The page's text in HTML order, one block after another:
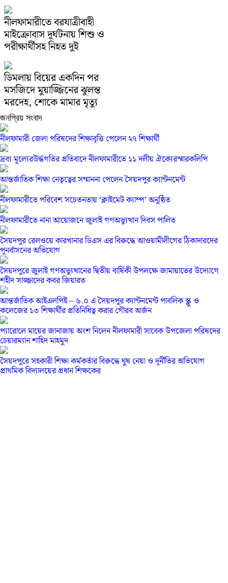
নীলফামারীতে বরযাত্রীবাহী
মাইক্রোবাস দূর্ঘটনায় শিশু ও
পরীক্ষার্থীসহ নিহত দুই
ডিমলায় বিয়ের একদিন পর
মসজিদে মুয়াজ্জিনের ঝুলন্ত
মরদেহ, শোকে মামার মৃত্যু
জনপ্রিয় সংবাদ
নীলফামারী জেলা পরিষদের শিক্ষাবৃত্তি পেলেন ২৭ শিক্ষার্থী
দ্রব্য মূল্যেরউর্দ্ধগতির প্রতিবাদে নীলফামারীতে ১১ দলীয় ঐক্যেরস্মারকলিপি
আন্তর্জাতিক শিক্ষা নেতৃত্বের সম্মাননা পেলেন সৈয়দপুর ক্যান্টনমেন্ট
নীলফামারীতে পরিবেশ সচেতনতায় ‘ক্লাইমেট ক্যাম্প’ অনুষ্ঠিত
নীলফামারীতে নানা আয়োজনে জুলাই গণঅভ্যুত্থান দিবস পালিত
সৈয়দপুর রেলওয়ে কারখানার ডিএস এর বিরুদ্ধে আওয়ামীলীগের ঠিকাদারদের
পূনর্বাসনের অভিযোগ
সৈয়দপুরে জুলাই গণঅভ্যুত্থানের দ্বিতীয় বার্ষিকী উপলক্ষে জামায়াতের উদ্যোগে
শহীদ সাজ্জাদের কবর জিয়ারত
আন্তর্জাতিক আইএলপিই – ৬.০ এ সৈয়দপুর ক্যান্টনমেন্ট পাবলিক স্ক্লু ও
কলেজের ১৩ শিক্ষার্থীর প্রতিনিধিত্ব করার গৌরব অর্জন
প্যারোলে মায়ের জানাজায় অংশ নিলেন নীলফামারী সাবেক উপজেলা পরিষদের
চেয়ারম্যান শাহিদ মাহমুদ
সৈয়দপুরে সহকারী শিক্ষা কর্মকর্তার বিরুদ্ধে ঘুষ নেয়া ও দূর্নীতির অভিযোগ
প্রাথমিক বিদ্যালয়ের প্রধান শিক্ষকের